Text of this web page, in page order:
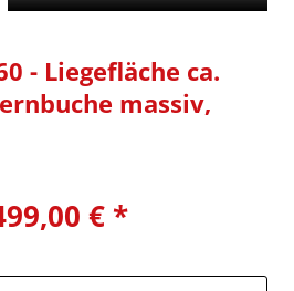
- Liegefläche ca.
massiv,
€ *